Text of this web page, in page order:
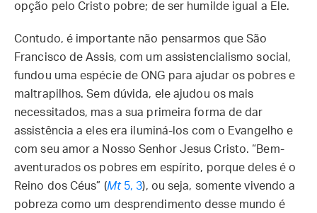
opção pelo Cristo pobre; de ser humilde igual a Ele.
Contudo, é importante não pensarmos que São
Francisco de Assis, com um assistencialismo social,
fundou uma espécie de ONG para ajudar os pobres e
maltrapilhos. Sem dúvida, ele ajudou os mais
necessitados, mas a sua primeira forma de dar
assistência a eles era iluminá-los com o Evangelho e
com seu amor a Nosso Senhor Jesus Cristo. “Bem-
aventurados os pobres em espírito, porque deles é o
Reino dos Céus” (Mt5, 3), ou seja, somente vivendo a
pobreza como um desprendimento desse mundo é